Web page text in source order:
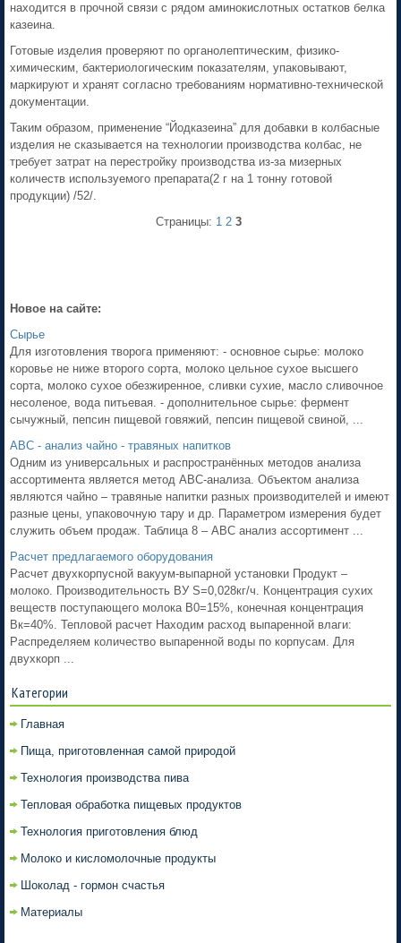
находится в прочной связи с рядом аминокислотных остатков белка
казеина.
Готовые изделия проверяют по органолептическим, физико-
химическим, бактериологическим показателям, упаковывают,
маркируют и хранят согласно требованиям нормативно-технической
документации.
Таким образом, применение “Йодказеина” для добавки в колбасные
изделия не сказывается на технологии производства колбас, не
требует затрат на перестройку производства из-за мизерных
количеств используемого препарата(2 г на 1 тонну готовой
продукции) /52/.
Страницы: 1 2 3
Новое на сайте:
Сырье
Для изготовления творога применяют: - основное сырье: молоко
коровье не ниже второго сорта, молоко цельное сухое высшего
сорта, молоко сухое обезжиренное, сливки сухие, масло сливочное
несоленое, вода питьевая. - дополнительное сырье: фермент
сычужный, пепсин пищевой говяжий, пепсин пищевой свиной, ...
АВС - анализ чайно - травяных напитков
Одним из универсальных и распространённых методов анализа
ассортимента является метод АВС-анализа. Объектом анализа
являются чайно – травяные напитки разных производителей и имеют
разные цены, упаковочную тару и др. Параметром измерения будет
служить объем продаж. Таблица 8 – АВС анализ ассортимент ...
Расчет предлагаемого оборудования
Расчет двухкорпусной вакуум-выпарной установки Продукт –
молоко. Производительность ВУ S=0,028кг/ч. Концентрация сухих
веществ поступающего молока В0=15%, конечная концентрация
Вк=40%. Тепловой расчет Находим расход выпаренной влаги:
Распределяем количество выпаренной воды по корпусам. Для
двухкорп ...
Категории
Главная
Пища, приготовленная самой природой
Технология производства пива
Тепловая обработка пищевых продуктов
Технология приготовления блюд
Молоко и кисломолочные продукты
Шоколад - гормон счастья
Материалы